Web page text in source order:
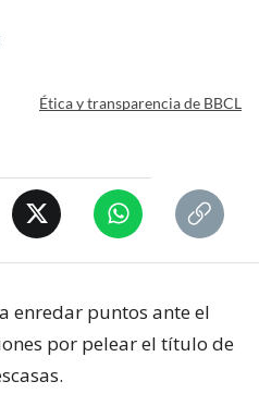
Ética y transparencia de BBCL
enredar puntos ante el
por pelear el título de